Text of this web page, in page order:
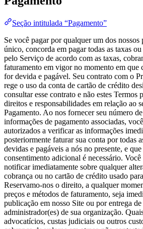
Seção intitulada “Pagamento”
Se você pagar por qualquer um dos nossos
único, concorda em pagar todas as taxas
pelo Serviço de acordo com as taxas,
faturamento em vigor no momento em que
for devida e pagável. Seu contrato com o
rege o uso da conta de cartão de crédito
consultar esse contrato e não estes Termos
direitos e responsabilidades em relação ao
Pagamento. Ao nos fornecer seu número
informações de pagamento associadas,
autorizados a verificar as informações
posteriormente faturar sua conta por todas
devidas e pagáveis a nós no presente, e
consentimento adicional é necessário.
notificar imediatamente sobre qualquer
cobrança ou no cartão de crédito usado
Reservamo-nos o direito, a qualquer
preços e métodos de faturamento, seja
publicação em nosso Site ou por entrega
administrador(es) de sua organização.
advocatícios, custas judiciais ou outros